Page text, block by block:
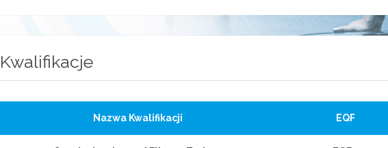
Kwalifikacje
Nazwa Kwalifikacji EQF